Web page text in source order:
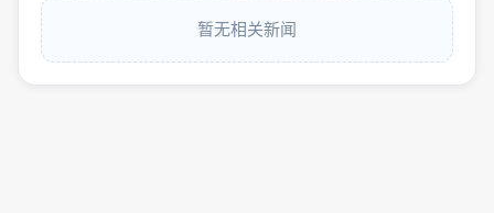
暂无相关新闻